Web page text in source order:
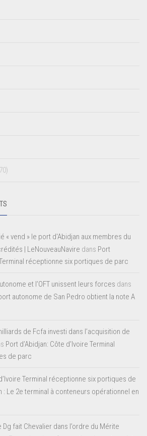
« vend » le port d'Abidjan aux membres du
| LeNouveauNavire dans Port
Terminal réceptionne six portiques de parc
et l’OFT unissent leurs forces dans
autonome de San Pedro obtient la note A
de Fcfa investi dans l’acquisition de
Port d’Abidjan: Côte d’Ivoire Terminal
de parc
Terminal réceptionne six portiques de
: Le 2e terminal à conteneurs opérationnel en
fait Chevalier dans l’ordre du Mérite